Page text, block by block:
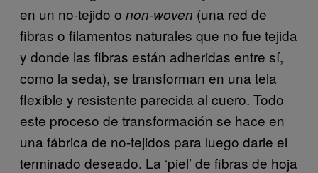
en un no-tejido o non-woven (una red de
fibras o filamentos naturales que no fue tejida
y donde las fibras están adheridas entre sí,
como la seda), se transforman en una tela
flexible y resistente parecida al cuero. Todo
este proceso de transformación se hace en
una fábrica de no-tejidos para luego darle el
terminado deseado. La ‘piel’ de fibras de hoja